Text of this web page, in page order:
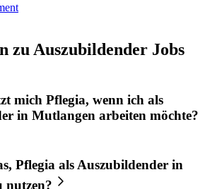
zu Auszubildender Jobs
mich Pflegia, wenn ich als
in Mutlangen arbeiten möchte?
Pflegia als Auszubildender in
nutzen?